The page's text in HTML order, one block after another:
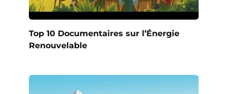
Top 10 Documentaires sur l’Énergie
Renouvelable